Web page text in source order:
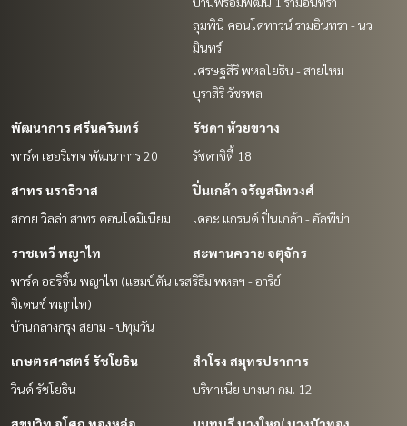
ลุมพินี คอนโดทาวน์ รามอินทรา - นว
มินทร์
เศรษฐสิริ พหลโยธิน - สายไหม
บุราสิริ วัชรพล
พัฒนาการ ศรีนครินทร์
พาร์ค เฮอริเทจ พัฒนาการ 20
รัชดา ห้วยขวาง
รัชดาซิตี้ 18
สาทร นราธิวาส
สกาย วิลล่า สาทร คอนโดมิเนียม
ปิ่นเกล้า จรัญสนิทวงศ์
เดอะ แกรนด์ ปิ่นเกล้า - อัลพีน่า
ราชเทวี พญาไท
พาร์ค ออริจิ้น พญาไท (แฮมป์ตัน เรส
ซิเดนซ์ พญาไท)
บ้านกลางกรุง สยาม - ปทุมวัน
สะพานควาย จตุจักร
ริธึ่ม พหลฯ - อารีย์
เกษตรศาสตร์ รัชโยธิน
วินด์ รัชโยธิน
สำโรง สมุทรปราการ
บริทาเนีย บางนา กม. 12